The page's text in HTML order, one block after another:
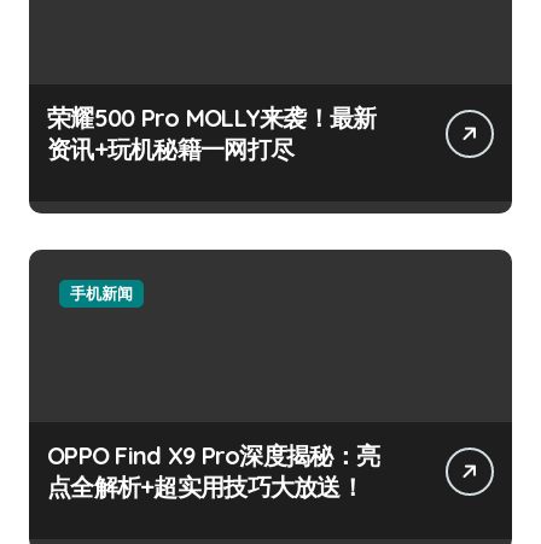
荣耀500 Pro MOLLY来袭！最新
资讯+玩机秘籍一网打尽
手机新闻
OPPO Find X9 Pro深度揭秘：亮
点全解析+超实用技巧大放送！